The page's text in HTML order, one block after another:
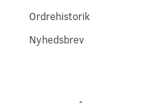
Ordrehistorik
Nyhedsbrev